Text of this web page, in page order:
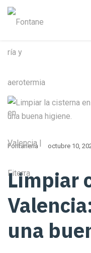
Fontanería octubre 10,
Limpiar
una